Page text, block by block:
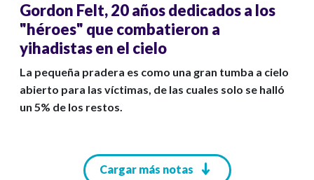
Gordon Felt, 20 años dedicados a los
"héroes" que combatieron a
yihadistas en el cielo
La pequeña pradera es como una gran tumba a cielo
abierto para las víctimas, de las cuales solo se halló
un 5% de los restos.
Cargar más notas